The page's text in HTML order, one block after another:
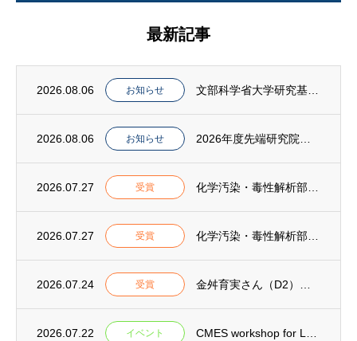
最新記事
2026.08.06 お知らせ 文部科学省大学研究基盤整備課の石田善顕課長らがPIAS共同利用・共同研究拠点施設を視察
2026.08.06 お知らせ 2026年度先端研究院シンポジウムを開催しました
2026.07.27 受賞 化学汚染・毒性解析部門(CMES)の岩田久人教授が「第35回環境化学功績賞」を受賞
2026.07.27 受賞 化学汚染・毒性解析部門(CMES)の学生らが第5回環境化学物質合同大会において「優秀発...
2026.07.24 受賞 金舛育実さん（D2）が第80回セメント技術大会「優秀講演者賞」を受賞
2026.07.22 イベント CMES workshop for Launching Interdisciplina...